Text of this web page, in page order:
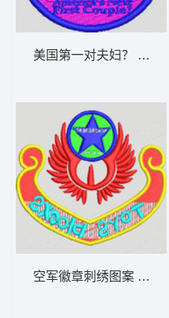
美国第一对夫妇？ 奥巴马
空军徽章刺绣图案 章仔